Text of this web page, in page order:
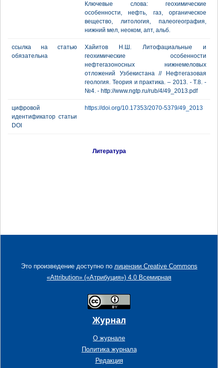
Ключевые слова: геохимические
особенности, нефть, газ, органическое
вещество, литология, палеогеография,
нижний мел, неоком, апт, альб.
ссылка на статью
обязательна
Хайитов Н.Ш. Литофациальные и
геохимические особенности
нефтегазоносных нижнемеловых
отложений Узбекистана // Нефтегазовая
геология. Теория и практика. – 2013. - Т.8. -
№4. - http://www.ngtp.ru/rub/4/49_2013.pdf
цифровой
идентификатор статьи
DOI
https://doi.org/10.17353/2070-5379/49_2013
Литература
Это произведение доступно по лицензии Creative Commons
«Attribution» («Атрибуция») 4.0 Всемирная
Журнал
О журнале
Политика журнала
Редакция